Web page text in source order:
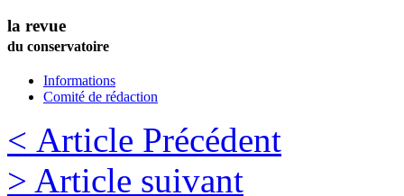
la revue
du conservatoire
Informations
Comité de rédaction
< Article Précédent
> Article suivant